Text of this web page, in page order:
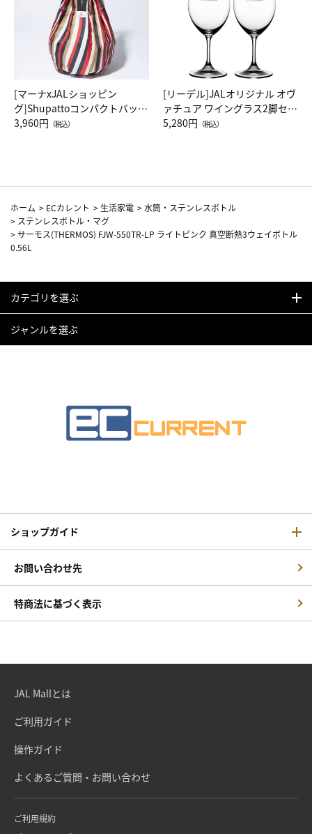
[マーナxJALショッピン
グ]Shupattoコンパクトバッグ
Drop JAL客室乗務員（LC）ス
3,960円 （税込）
[リーデル]JALオリジナル オヴ
ァチュア ワイングラス2脚セッ
ト（レッドワイン）
5,280円 （税込）
ホーム > ECカレント > 生活家電 >水筒・ステンレスボトル
> ステンレスボトル・マグ
>サーモス(THERMOS) FJW-550TR-LP ライトピンク 真空断熱3ウェイボトル
0.56L
カテゴリを選ぶ
ジャンルを選ぶ
ショップガイド
お問い合わせ先
特商法に基づく表示
JAL Mallとは
ご利用ガイド
操作ガイド
よくあるご質問・お問い合わせ
ご利用規約